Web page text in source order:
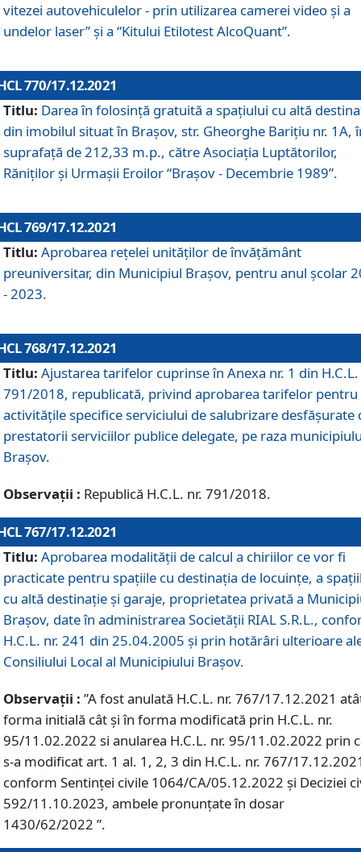
vitezei autovehiculelor - prin utilizarea camerei video și a
undelor laser” și a “Kitului Etilotest AlcoQuant”.
770/17.12.2021
Titlu: Darea în folosinţă gratuită a spaţiului cu altă
din imobilul situat în Braşov, str. Gheorghe Bariţiu nr. 1A,
suprafaţă de 212,33 m.p., către Asociaţia Luptătorilor,
Răniţilor şi Urmaşii Eroilor “Braşov - Decembrie 1989”.
769/17.12.2021
Titlu: Aprobarea reţelei unităţilor de învăţământ
preuniversitar, din Municipiul Braşov, pentru anul şcolar
- 2023.
768/17.12.2021
Titlu: Ajustarea tarifelor cuprinse în Anexa nr. 1 din H.C.L.
791/2018, republicată, privind aprobarea tarifelor pentru
activităţile specifice serviciului de salubrizare desfăşurate
prestatorii serviciilor publice delegate, pe raza
Braşov.
Observații : Republică H.C.L. nr. 791/2018.
767/17.12.2021
Titlu: Aprobarea modalității de calcul a chiriilor ce vor fi
practicate pentru spaţiile cu destinaţia de locuinţe, a
cu altă destinaţie şi garaje, proprietatea privată a
Braşov, date în administrarea Societăţii RIAL S.R.L.,
H.C.L. nr. 241 din 25.04.2005 și prin hotărâri ulterioare
Consiliului Local al Municipiului Braşov.
Observații : ”A fost anulată H.C.L. nr. 767/17.12.2021
forma initială cât și în forma modificată prin H.C.L. nr.
95/11.02.2022 si anularea H.C.L. nr. 95/11.02.2022 prin
s-a modificat art. 1 al. 1, 2, 3 din H.C.L. nr. 767/
conform Sentinței civile 1064/CA/05.12.2022 și Deciziei
592/11.10.2023, ambele pronunțate în dosar
1430/62/2022 ”.